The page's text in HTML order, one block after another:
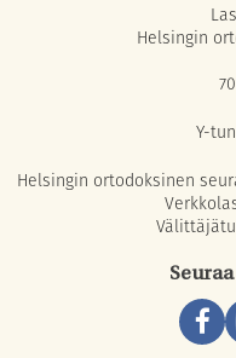
Helsingin
Y-
Helsingin ortodoksinen